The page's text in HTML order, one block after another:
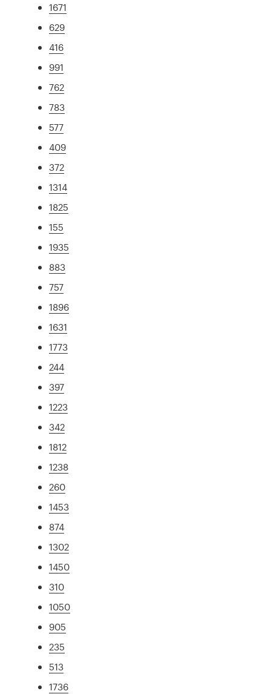
1671
629
416
991
762
783
577
409
372
1314
1825
155
1935
883
757
1896
1631
1773
244
397
1223
342
1812
1238
260
1453
874
1302
1450
310
1050
905
235
513
1736